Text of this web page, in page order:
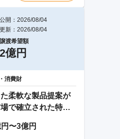
公開：2026/08/04
更新：2026/08/04
譲渡希望額
2億円
消費財
柔軟な製品提案が
で確立された特殊
〜3億円